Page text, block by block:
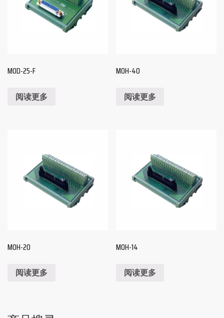
MOD-25-F
阅读更多
MOH-40
阅读更多
MOH-20
阅读更多
MOH-14
阅读更多